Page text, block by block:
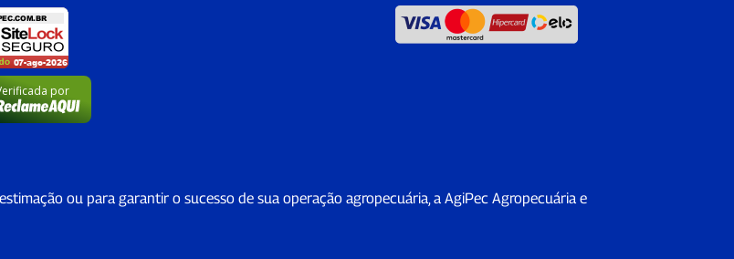
por
ou para garantir o sucesso de sua operação agropecuária, a AgiPec Agropecuária e